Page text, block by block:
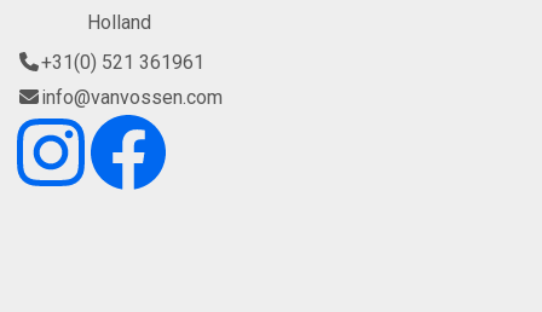
Holland
+31(0) 521 361961
info@vanvossen.com